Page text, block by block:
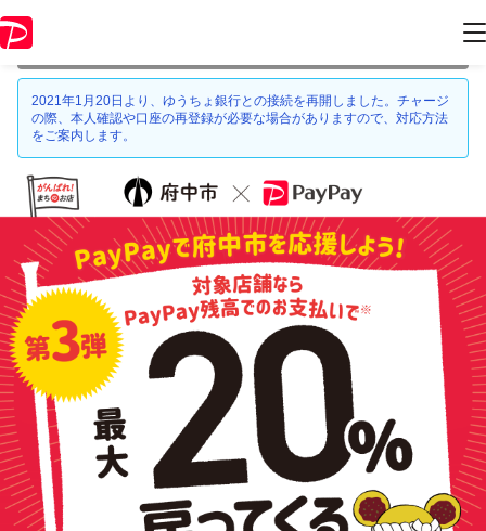
情報はキャンペーン終了時点のものになります。
2021年1月20日より、ゆうちょ銀行との接続を再開しました。チャージ
の際、本人確認や口座の再登録が必要な場合がありますので、対応方法
をご案内します。